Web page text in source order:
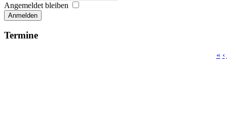
Angemeldet bleiben
Anmelden
Termine
« ‹